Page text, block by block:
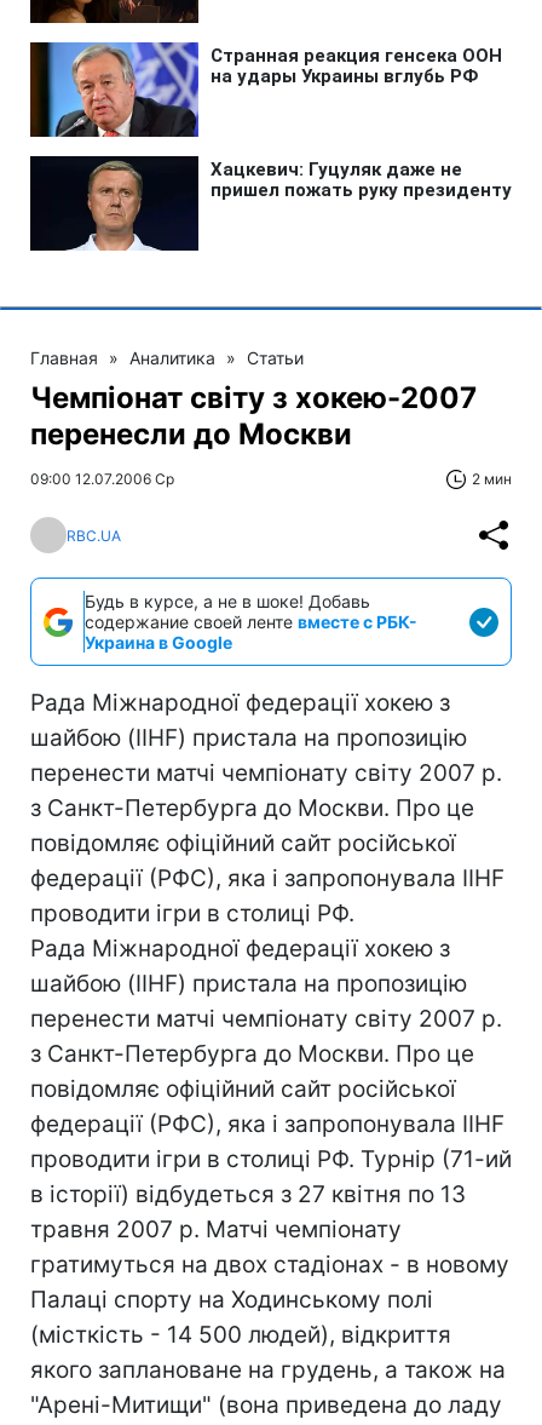
Главная » Аналитика » Статьи
Чемпіонат світу з хокею-2007
перенесли до Москви
09:00 12.07.2006 Ср 2 мин
RBC.UA
Будь в курсе, а не в шоке! Добавь
содержание своей ленте вместе с РБК-
Украина в Google
Рада Міжнародної федерації хокею з
шайбою (IIHF) пристала на пропозицію
перенести матчі чемпіонату світу 2007 р.
з Санкт-Петербурга до Москви. Про це
повідомляє офіційний сайт російської
федерації (РФС), яка і запропонувала IIHF
проводити ігри в столиці РФ.
Рада Міжнародної федерації хокею з
шайбою (IIHF) пристала на пропозицію
перенести матчі чемпіонату світу 2007 р.
з Санкт-Петербурга до Москви. Про це
повідомляє офіційний сайт російської
федерації (РФС), яка і запропонувала IIHF
проводити ігри в столиці РФ. Турнір (71-ий
в історії) відбудеться з 27 квітня по 13
травня 2007 р. Матчі чемпіонату
гратимуться на двох стадіонах - в новому
Палаці спорту на Ходинському полі
(місткість - 14 500 людей), відкриття
якого заплановане на грудень, а також на
"Арені-Митищи" (вона приведена до ладу